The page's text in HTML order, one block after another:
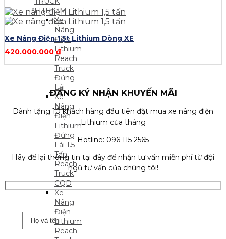
LITHIUM
Xe
Nâng
Điện
Lithium
Reach
Truck
Đứng
Lái
Xe
Nâng
Điện
Lithium
Đứng
Lái 1.5
Tấn
Reach
Truck
CQD
Xe
Nâng
Điện
Lithium
Reach
Xe Nâng Điện 1.5t Lithium Dòng XE
420.000.000₫
ĐĂNG KÝ NHẬN KHUYẾN MÃI
Dành tặng 10 khách hàng đầu tiên đặt mua xe nâng điện
Lithium của tháng
Hotline: 096 115 2565
Hãy để lại thông tin tại đây để nhận tư vấn miễn phí từ đội
ngũ tư vấn của chúng tôi!